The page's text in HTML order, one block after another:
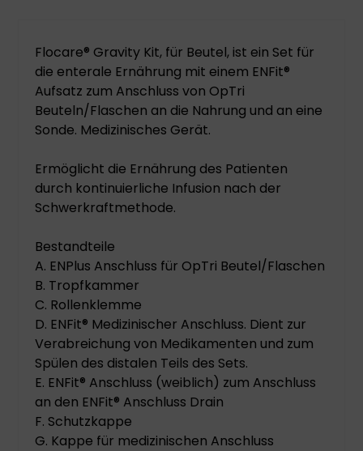
Flocare® Gravity Kit, für Beutel, ist ein Set für
die enterale Ernährung mit einem ENFit®
Aufsatz zum Anschluss von OpTri
Beuteln/Flaschen an die Nahrung und an eine
Sonde. Medizinisches Gerät.
Ermöglicht die Ernährung des Patienten
durch kontinuierliche Infusion nach der
Schwerkraftmethode.
Bestandteile
A. ENPlus Anschluss für OpTri Beutel/Flaschen
B. Tropfkammer
C. Rollenklemme
D. ENFit® Medizinischer Anschluss. Dient zur
Verabreichung von Medikamenten und zum
Spülen des distalen Teils des Sets.
E. ENFit® Anschluss (weiblich) zum Anschluss
an den ENFit® Anschluss Drain
F. Schutzkappe
G. Kappe für medizinischen Anschluss